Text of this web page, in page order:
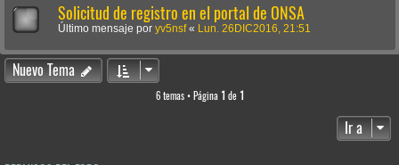
Solicitud de registro en el portal de ONSA
Último mensaje por yv5nsf« Lun. 26DIC2016, 21:51
Nuevo Tema
6 temas • Página 1 de 1
Ir a